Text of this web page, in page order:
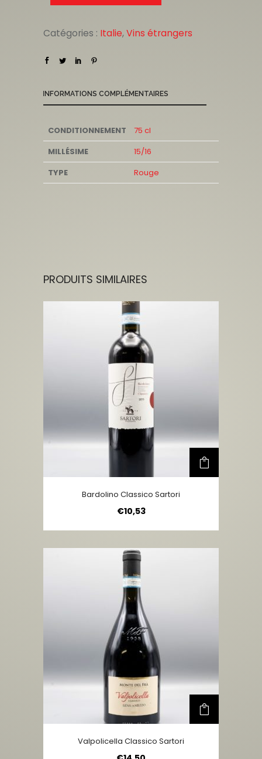
Catégories : Italie,Vins étrangers
INFORMATIONS COMPLÉMENTAIRES
CONDITIONNEMENT
75 cl
MILLÉSIME
15/16
TYPE
Rouge
PRODUITS SIMILAIRES
Bardolino Classico Sartori
€10,53
Valpolicella Classico Sartori